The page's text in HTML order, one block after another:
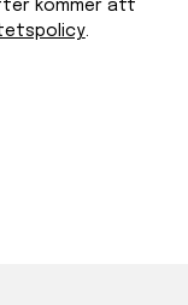
kommer att
.